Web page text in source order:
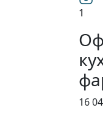
1
16